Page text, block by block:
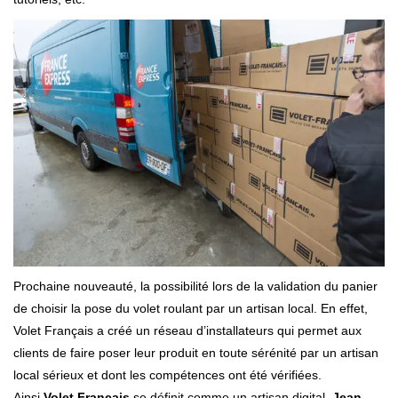
Prochaine nouveauté, la possibilité lors de la validation du panier
de choisir la pose du volet roulant par un artisan local. En effet,
Volet Français a créé un réseau d’installateurs qui permet aux
clients de faire poser leur produit en toute sérénité par un artisan
local sérieux et dont les compétences ont été vérifiées.